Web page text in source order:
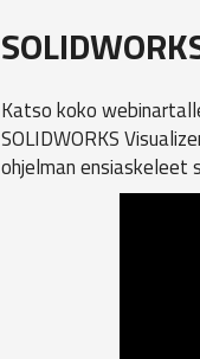
Katso koko
SOLIDWORKS
ohjelman ensiaskeleet